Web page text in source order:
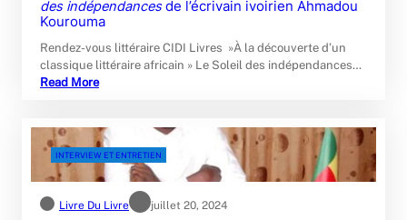
des indépendancesde l’écrivain ivoirien Ahmadou
Kourouma
Rendez-vous littéraire CIDI Livres »À la découverte d’un
classique littéraire africain » Le Soleil des indépendances…
Read More
INTERVIEW ET ENTRETIEN
Livre Du Livre juillet 20, 2024